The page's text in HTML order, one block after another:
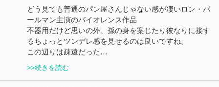
どう見ても普通のパン屋さんじゃない感が凄いロン・パ
ールマン主演のバイオレンス作品
不器用だけど思いの外、孫の身を案じたり彼なりに接す
るちょっとツンデレ感を見せるのは良いですね。
この辺りは疎遠だった…
>>続きを読む